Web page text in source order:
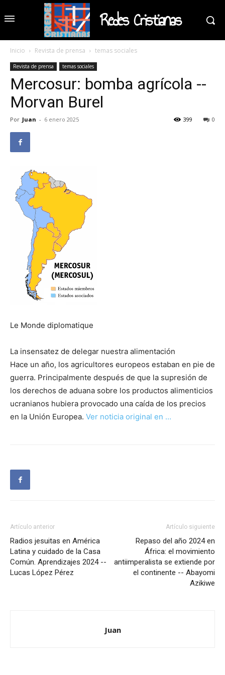
Redes Cristianas
Inicio Revista de prensa temas sociales
Revista de prensa temas sociales
Mercosur: bomba agrícola --
Morvan Burel
Por Juan - 6 enero 2025 0
399
Le Monde diplomatique
La insensatez de delegar nuestra alimentación
Hace un año, los agricultores europeos estaban en pie de
guerra. Principalmente después de que la supresión de
los derechos de aduana sobre los productos alimenticios
ucranianos hubiera provocado una caída de los precios
en la Unión Europea. Ver noticia original en …
Artículo anterior
Radios jesuitas en América
Latina y cuidado de la Casa
Común. Aprendizajes 2024 --
Lucas López Pérez
Artículo siguiente
Repaso del año 2024 en
África: el movimiento
antiimperalista se extiende por
el continente -- Abayomi
Azikiwe
Juan